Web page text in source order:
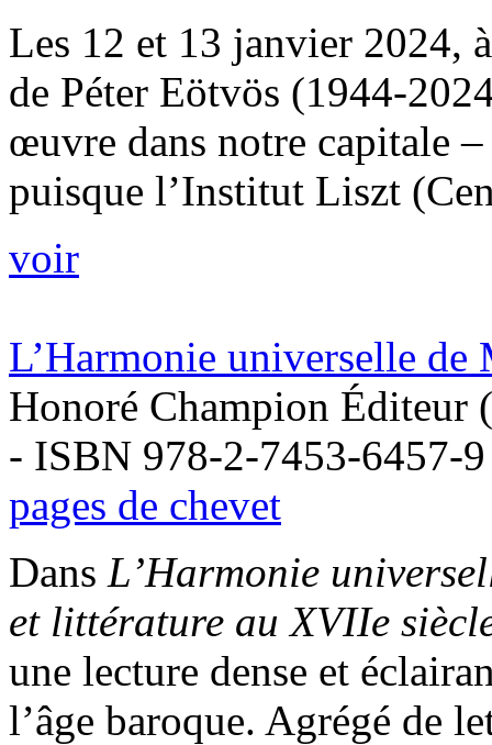
Les 12 et 13 janvier 2024,
de Péter Eötvös (1944-
œuvre dans notre capitale
puisque l’Institut Liszt
voir
L’Harmonie universelle de
Honoré Champion Éditeur
- ISBN 978-2-7453-6457-9
pages de chevet
Dans L’Harmonie
et littérature au XVIIe
une lecture dense et
l’âge baroque. Agrégé de